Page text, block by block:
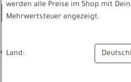
& Pflege Schlafen &
werden alle Preise im Shop mit
Mehrwertsteuer angezeigt.
Land: